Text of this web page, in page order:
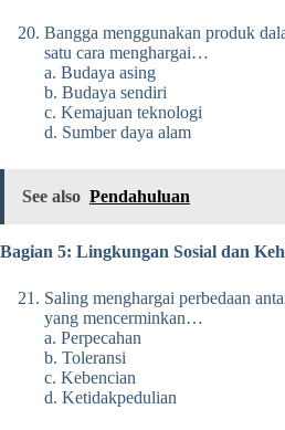
Bangga menggunakan produk
satu cara menghargai…
a. Budaya asing
b. Budaya sendiri
c. Kemajuan teknologi
d. Sumber daya alam
See also Pendahuluan
Bagian 5: Lingkungan Sosial dan
Saling menghargai perbedaan
yang mencerminkan…
a. Perpecahan
b. Toleransi
c. Kebencian
d. Ketidakpedulian